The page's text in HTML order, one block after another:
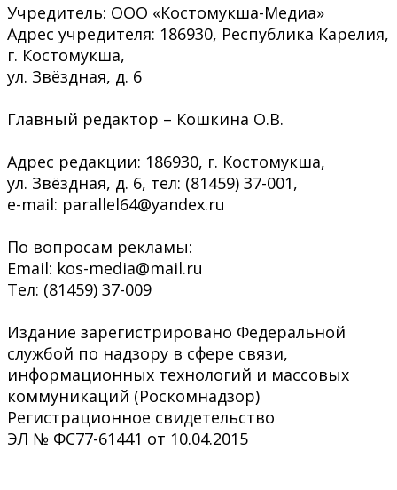
Учредитель: ООО «Костомукша-Медиа»
Адрес учредителя: 186930, Республика Карелия,
г. Костомукша,
ул. Звёздная, д. 6
Главный редактор – Кошкина О.В.
Адрес редакции: 186930, г. Костомукша,
ул. Звёздная, д. 6, тел: (81459) 37-001,
e-mail: parallel64@yandex.ru
По вопросам рекламы:
Email: kos-media@mail.ru
Тел: (81459) 37-009
Издание зарегистрировано Федеральной
службой по надзору в сфере связи,
информационных технологий и массовых
коммуникаций (Роскомнадзор)
Регистрационное свидетельство
ЭЛ № ФС77-61441 от 10.04.2015